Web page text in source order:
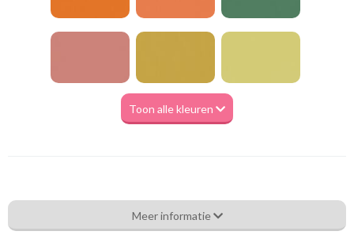
Toon alle kleuren
Va_Hunter 1060 Purple
Eigenschappen gordijnstof
Meer informatie